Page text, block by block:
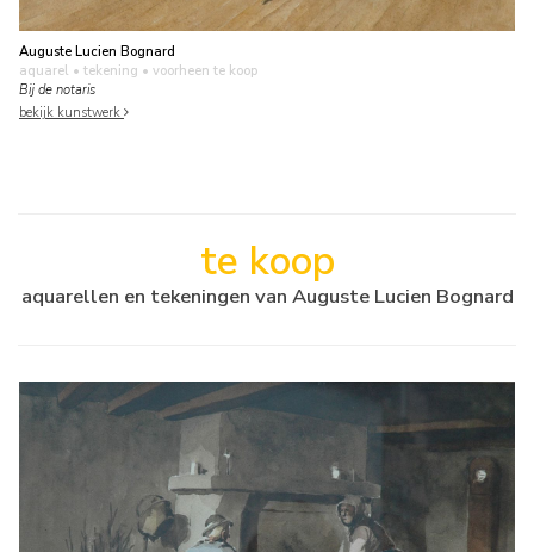
Auguste Lucien Bognard
aquarel • tekening • voorheen te koop
Bij de notaris
bekijk kunstwerk
te koop
aquarellen en tekeningen van Auguste Lucien Bognard